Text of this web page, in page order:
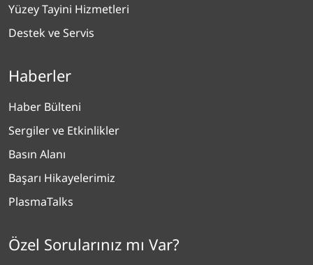
Yüzey Tayini Hizmetleri
Destek ve Servis
Haberler
Haber Bülteni
Sergiler ve Etkinlikler
Basın Alanı
Başarı Hikayelerimiz
PlasmaTalks
Özel Sorularınız mı Var?